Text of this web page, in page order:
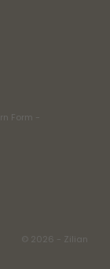
Form -
© 2026 - Zilian